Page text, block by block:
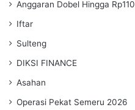
Anggaran Dobel Hingga
Iftar
Sulteng
DIKSI FINANCE
Asahan
Operasi Pekat Semeru 2026